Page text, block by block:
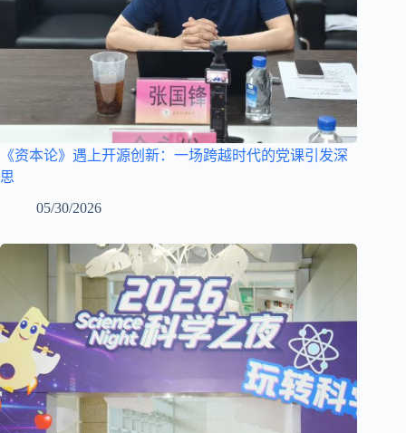
《资本论》遇上开源创新：一场跨越时代的党课引发深
思
05/30/2026